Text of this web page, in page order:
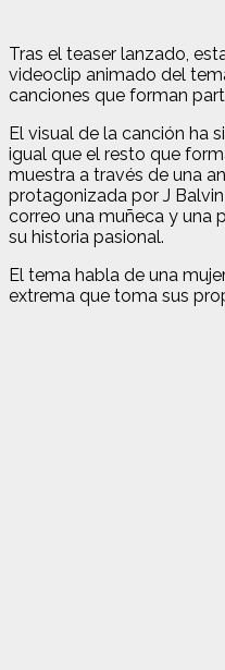
Tras el teaser lanzado,
videoclip animado del
canciones que forman
El visual de la canción ha
igual que el resto que
muestra a través de una
protagonizada por J
correo una muñeca y una
su historia pasional.
El tema habla de una
extrema que toma sus